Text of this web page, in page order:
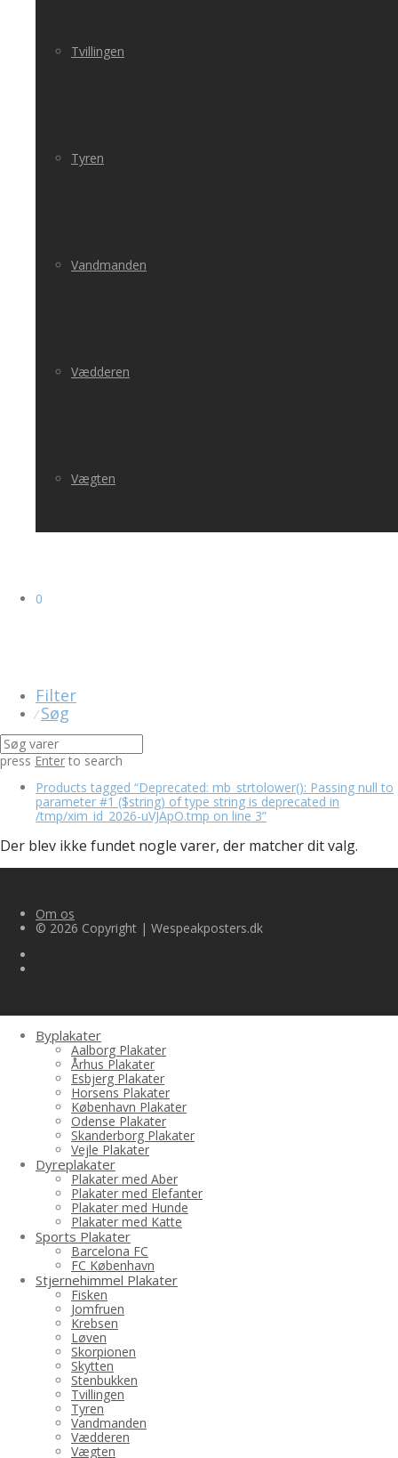
Tvillingen
Tyren
Vandmanden
Vædderen
Vægten
0
Filter
⁄ Søg
press Enter to search
Products tagged “Deprecated: mb_strtolower(): Passing null to
parameter #1 ($string) of type string is deprecated in
/tmp/xim_id_2026-uVJApO.tmp on line 3”
Der blev ikke fundet nogle varer, der matcher dit valg.
Om os
© 2026 Copyright | Wespeakposters.dk
Byplakater
Aalborg Plakater
Århus Plakater
Esbjerg Plakater
Horsens Plakater
København Plakater
Odense Plakater
Skanderborg Plakater
Vejle Plakater
Dyreplakater
Plakater med Aber
Plakater med Elefanter
Plakater med Hunde
Plakater med Katte
Sports Plakater
Barcelona FC
FC København
Stjernehimmel Plakater
Fisken
Jomfruen
Krebsen
Løven
Skorpionen
Skytten
Stenbukken
Tvillingen
Tyren
Vandmanden
Vædderen
Vægten